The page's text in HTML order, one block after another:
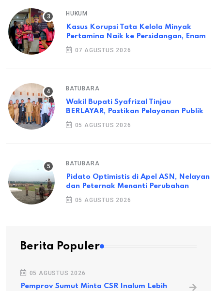
HUKUM
Kasus Korupsi Tata Kelola Minyak
Pertamina Naik ke Persidangan, Enam
07 AGUSTUS 2026
BATUBARA
Wakil Bupati Syafrizal Tinjau
BERLAYAR, Pastikan Pelayanan Publik
05 AGUSTUS 2026
BATUBARA
Pidato Optimistis di Apel ASN, Nelayan
dan Peternak Menanti Perubahan
05 AGUSTUS 2026
Berita Populer
05 AGUSTUS 2026
Pemprov Sumut Minta CSR Inalum Lebih